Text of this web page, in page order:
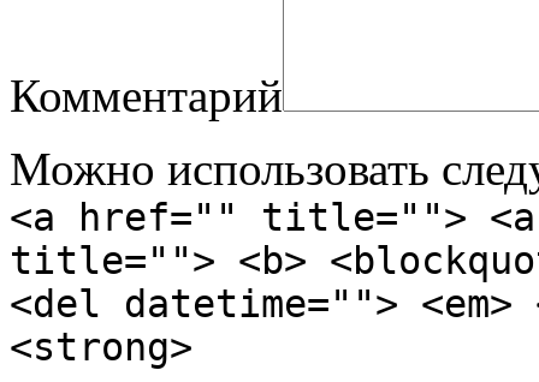
Комментарий
Можно использовать
<a href="" title="">
title=""> <b>
<del datetime="">
<strong>